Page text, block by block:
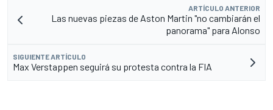
ARTÍCULO ANTERIOR
Las nuevas piezas de Aston Martin "no cambiarán el
panorama" para Alonso
SIGUIENTE ARTÍCULO
Max Verstappen seguirá su protesta contra la FIA